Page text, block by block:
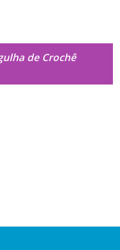
de Crochê